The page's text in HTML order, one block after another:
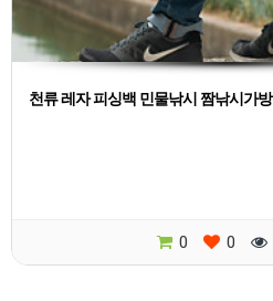
천류 레자 피싱백 민물낚시 짬낚시가방
0 0